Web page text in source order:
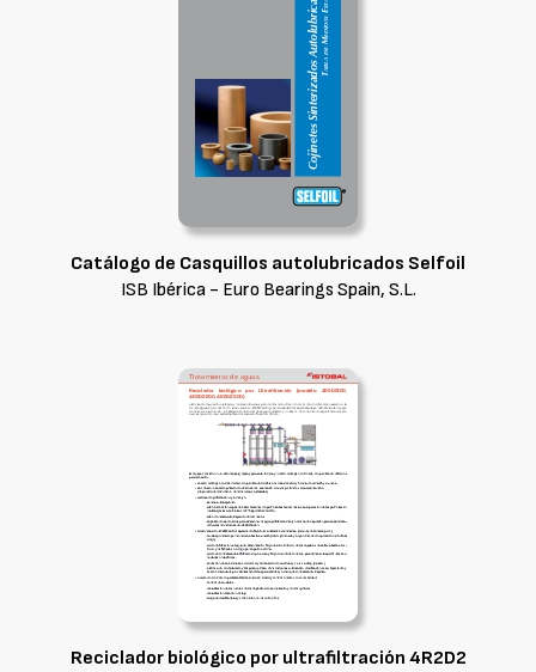
Catálogo de Casquillos autolubricados Selfoil
ISB Ibérica - Euro Bearings Spain, S.L.
Reciclador biológico por ultrafiltración 4R2D2